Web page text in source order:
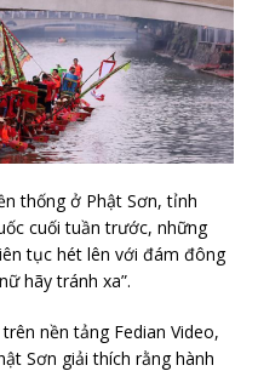
thống ở Phật Sơn, tỉnh
cuối tuần trước, những
tục hét lên với đám đông
hãy tránh xa”.
nền tảng Fedian Video,
Sơn giải thích rằng hành